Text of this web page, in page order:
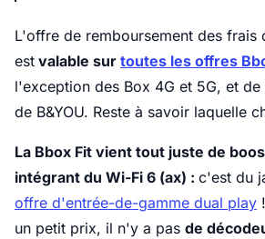
L'offre de remboursement des frais
est valable sur toutes les offres
l'exception des Box 4G et 5G, et
de B&YOU. Reste à savoir laquelle
La Bbox Fit vient tout juste de
intégrant du Wi-Fi 6 (ax) : c'est du
offre d'entrée-de-gamme dual play
un petit prix, il n'y a pas de